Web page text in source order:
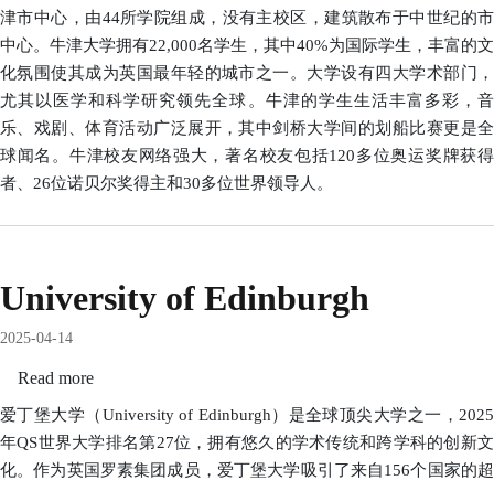
津市中心，由44所学院组成，没有主校区，建筑散布于中世纪的市
中心。牛津大学拥有22,000名学生，其中40%为国际学生，丰富的文
化氛围使其成为英国最年轻的城市之一。大学设有四大学术部门，
尤其以医学和科学研究领先全球。牛津的学生生活丰富多彩，音
乐、戏剧、体育活动广泛展开，其中剑桥大学间的划船比赛更是全
球闻名。牛津校友网络强大，著名校友包括120多位奥运奖牌获得
者、26位诺贝尔奖得主和30多位世界领导人。
University of Edinburgh
2025-04-14
Read more
University
of
Edinburgh
爱丁堡大学（University of Edinburgh）是全球顶尖大学之一，2025
年QS世界大学排名第27位，拥有悠久的学术传统和跨学科的创新文
化。作为英国罗素集团成员，爱丁堡大学吸引了来自156个国家的超